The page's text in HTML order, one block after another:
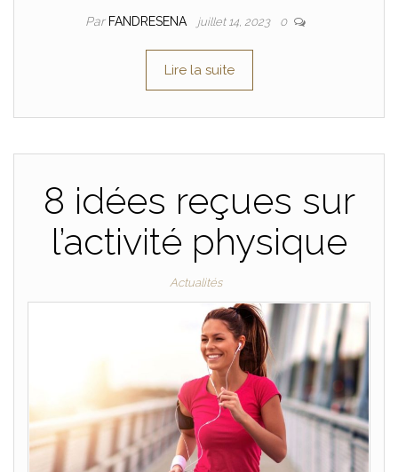
Par FANDRESENA juillet 14, 2023 0
Lire la suite
8 idées reçues sur
l’activité physique
Actualités